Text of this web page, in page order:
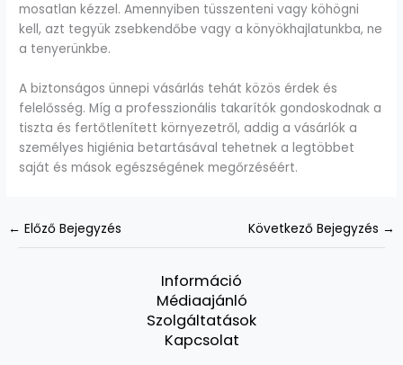
mosatlan kézzel. Amennyiben tüsszenteni vagy köhögni
kell, azt tegyük zsebkendőbe vagy a könyökhajlatunkba, ne
a tenyerünkbe.
A biztonságos ünnepi vásárlás tehát közös érdek és
felelősség. Míg a professzionális takarítók gondoskodnak a
tiszta és fertőtlenített környezetről, addig a vásárlók a
személyes higiénia betartásával tehetnek a legtöbbet
saját és mások egészségének megőrzéséért.
← Előző Bejegyzés Következő Bejegyzés →
Információ
Médiaajánló
Szolgáltatások
Kapcsolat